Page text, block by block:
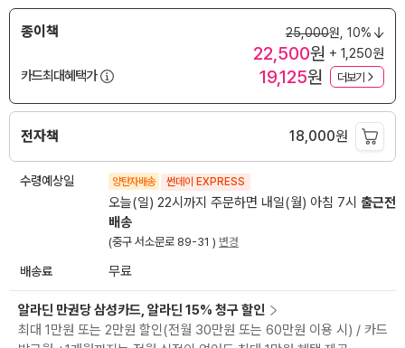
종이책 25,000원, 10%
22,500원 + 1,250원
카드최대혜택가
19,125원 더보기
전자책 18,000원
수령예상일 양탄자배송 썬데이 EXPRESS
오늘(일) 22시까지 주문하면 내일(월) 아침 7시 출근전
배송
(중구 서소문로 89-31 ) 변경
배송료 무료
알라딘 만권당 삼성카드, 알라딘 15% 청구 할인
최대 1만원 또는 2만원 할인(전월 30만원 또는 60만원 이용 시) / 카드